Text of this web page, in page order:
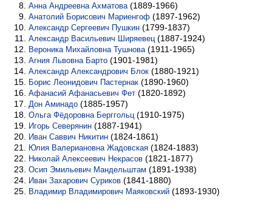
Анна Андреевна Ахматова (1889-1966)
Анатолий Борисович Мариенгоф (1897-1962)
Александр Сергеевич Пушкин (1799-1837)
Александр Васильевич Ширяевец (1887-1924)
Вероника Михайловна Тушнова (1911-1965)
Агния Львовна Барто (1901-1981)
Александр Александрович Блок (1880-1921)
Борис Леонидович Пастернак (1890-1960)
Афанасий Афанасьевич Фет (1820-1892)
Дон Аминадо (1885-1957)
Ольга Фёдоровна Берггольц (1910-1975)
Игорь Северянин (1887-1941)
Иван Саввич Никитин (1824-1861)
Юлия Валериановна Жадовская (1824-1883)
Николай Алексеевич Некрасов (1821-1877)
Осип Эмильевич Мандельштам (1891-1938)
Иван Захарович Суриков (1841-1880)
Владимир Владимирович Маяковский (1893-1930)